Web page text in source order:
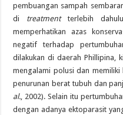
pembuangan sampah
di treatmentterlebih
memperhatikan azas
negatif terhadap
dilakukan di daerah Phillipina,
mengalami polusi dan
penurunan berat tubuh dan
al., 2002). Selain itu
dengan adanya ektoparasit